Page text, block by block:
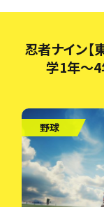
忍者ナイン
学1年～4
野球